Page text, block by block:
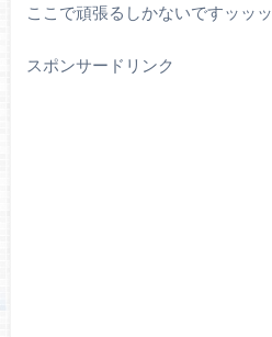
ここで頑張るしかないですッッッ
スポンサードリンク